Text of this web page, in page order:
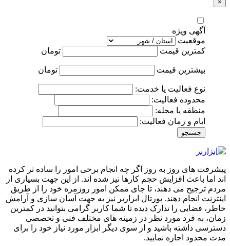
×
آگهی ویژه
موقعیت
کمترین قیمت
تومان
بیشترین قیمت تومان
نوع فعالیت یا خدمت:
محدوده فعالیت:
منطقه یا محله:
ایام و زمان فعالیت:
جستجو
پیشرفت های روز به روز اگر چه انجام برخی امور را ساده تر کرده
اند اما باعث افزایش حجم کارها نیز شده اند. از این جهت بسیاری از
مردم ترجیح می دهند، تا جای ممکن امور روزمره خود را از طریق
اینترنت انجام دهند. پورتال ابزاربر نیز به جهت آسان سازی و آرامش
خاطر، فضایی را تدارک دیده تا شما کاربر گرامی بتوانید در کمترین
زمان، به فرد مورد نظر در زمینه های مختلف فنی و تخصصی
دسترسی داشته باشید و از سوی دیگر ابزار مورد نیاز خود را برای
مدت محدود اجاره نمایید.